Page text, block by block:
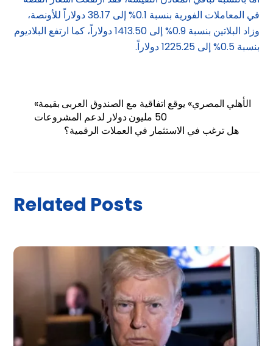
في المعاملات الفورية بنسبة 0.1% إلى 38.17 دولاراً للأونصة،
وزاد البلاتين بنسبة 0.9% إلى 1413.50 دولاراً، كما ارتفع البلاديوم
بنسبة 0.5% إلى 1225.25 دولاراً.
«الأهلي المصري» يوقع اتفاقية مع الصندوق العربى بقيمة
50 مليون دولار لدعم المشروعات
هل ترغب في الاستثمار في العملات الرقمية؟
Related Posts